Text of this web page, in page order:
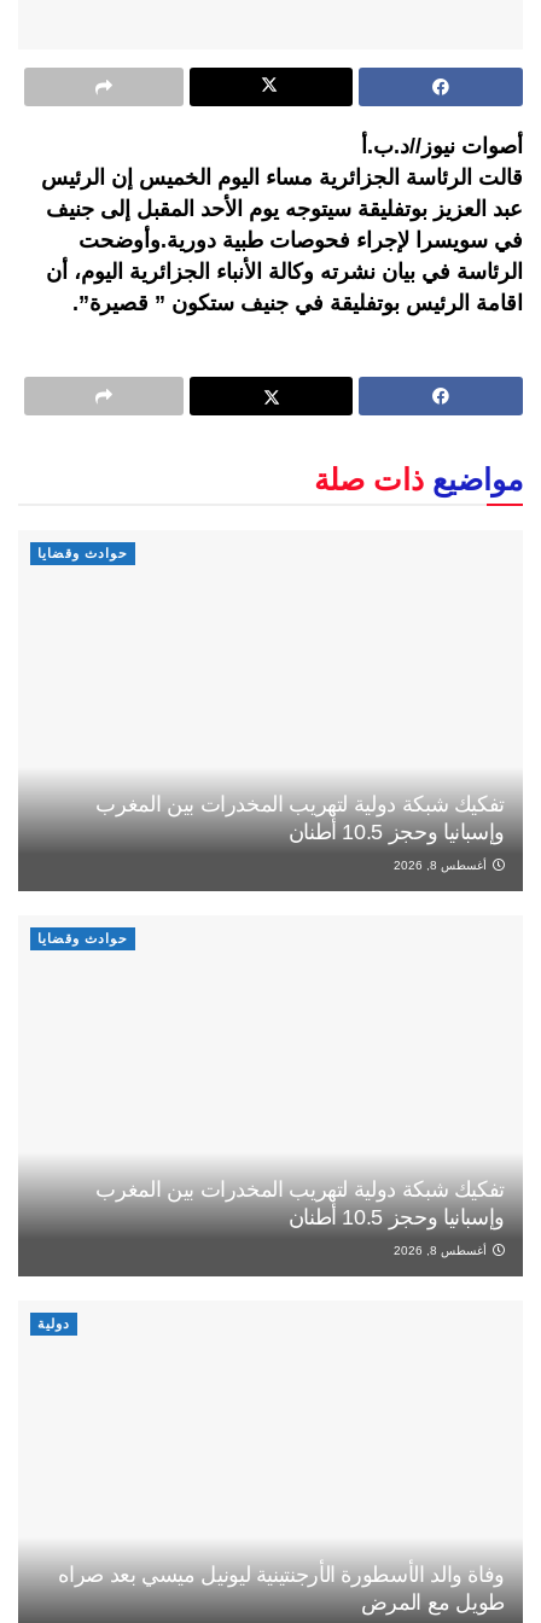
أصوات نيوز//د.ب.أ
قالت الرئاسة الجزائرية مساء اليوم الخميس إن الرئيس
عبد العزيز بوتفليقة سيتوجه يوم الأحد المقبل إلى جنيف
في سويسرا لإجراء فحوصات طبية دورية.وأوضحت
الرئاسة في بيان نشرته وكالة الأنباء الجزائرية اليوم، أن
اقامة الرئيس بوتفليقة في جنيف ستكون ” قصيرة”.
مواضيع ذات صلة
حوادث وقضايا
تفكيك شبكة دولية لتهريب المخدرات بين المغرب
وإسبانيا وحجز 10.5 أطنان
أغسطس 8, 2026
حوادث وقضايا
تفكيك شبكة دولية لتهريب المخدرات بين المغرب
وإسبانيا وحجز 10.5 أطنان
أغسطس 8, 2026
دولية
وفاة والد الأسطورة الأرجنتينية ليونيل ميسي بعد صراه
طويل مع المرض